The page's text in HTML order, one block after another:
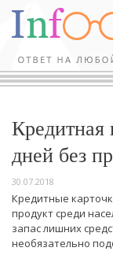
Кредитная
дней без
30.07.2018
Кредитные
продукт среди
запас лишних
необязательно